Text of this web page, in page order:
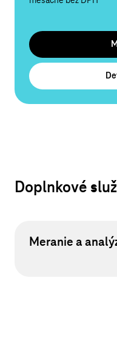
Doplnkové
Meranie a